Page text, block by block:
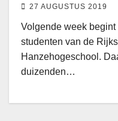
27 AUGUSTUS 2019
Volgende week
studenten van de
Hanzehogeschool.
duizenden…